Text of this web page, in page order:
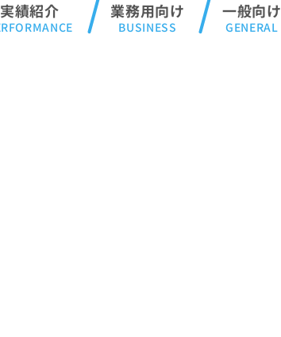
実績紹介 業務用向け 一般向け